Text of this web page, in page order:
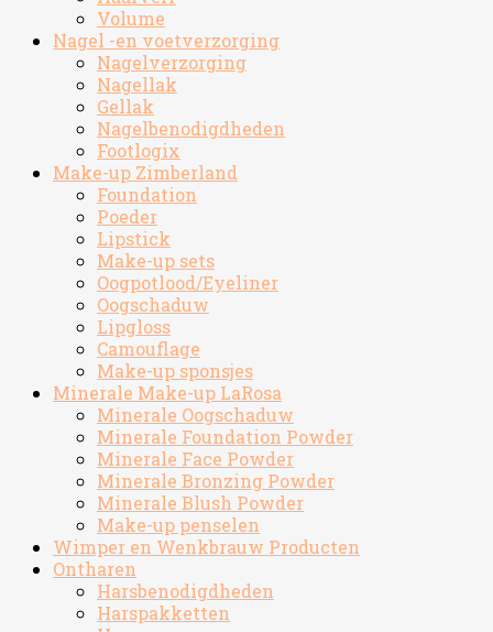
Volume
Nagel -en voetverzorging
Nagelverzorging
Nagellak
Gellak
Nagelbenodigdheden
Footlogix
Make-up Zimberland
Foundation
Poeder
Lipstick
Make-up sets
Oogpotlood/Eyeliner
Oogschaduw
Lipgloss
Camouflage
Make-up sponsjes
Minerale Make-up LaRosa
Minerale Oogschaduw
Minerale Foundation Powder
Minerale Face Powder
Minerale Bronzing Powder
Minerale Blush Powder
Make-up penselen
Wimper en Wenkbrauw Producten
Ontharen
Harsbenodigdheden
Harspakketten